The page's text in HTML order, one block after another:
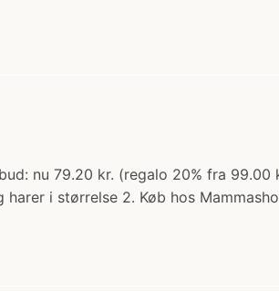
nu 79.20 kr. (regalo 20% fra
i størrelse 2. Køb hos